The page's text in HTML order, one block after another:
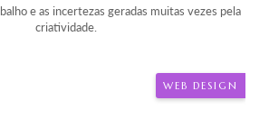
e as incertezas geradas muitas vezes pela
criatividade.
WEB DESIGN